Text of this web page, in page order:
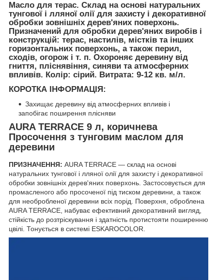
Масло для терас. Склад на основі натуральних
тунгової і лляної олії для захисту і декоративної
обробки зовнішніх дерев'яних поверхонь.
Призначений для обробки дерев'яних виробів і
конструкцій: терас, настилів, містків та інших
горизонтальних поверхонь, а також перил,
сходів, огорож і т. п. Охороняє деревину від
гниття, пліснявіння, синяви та атмосферних
впливів. Колір: сірий. Витрата: 9-12 кв. м/л.
КОРОТКА ІНФОРМАЦІЯ:
Захищає деревину від атмосферних впливів і
запобігає поширення плісняви
AURA TERRACE 9 л, коричнева
Просочення з тунговим маслом для
деревини
ПРИЗНАЧЕННЯ: AURA TERRACE ― склад на основі
натуральних тунгової і лляної олії для захисту і декоративної
обробки зовнішніх дерев'яних поверхонь. Застосовується для
промасленого або просоченої під тиском деревини, а також
для необробленої деревини всіх порід. Поверхня, оброблена
AURA TERRACE, набуває ефективний декоративний вигляд,
стійкість до розтріскування і здатність протистояти поширенню
цвілі. Тонується в системі ESKAROCOLOR.